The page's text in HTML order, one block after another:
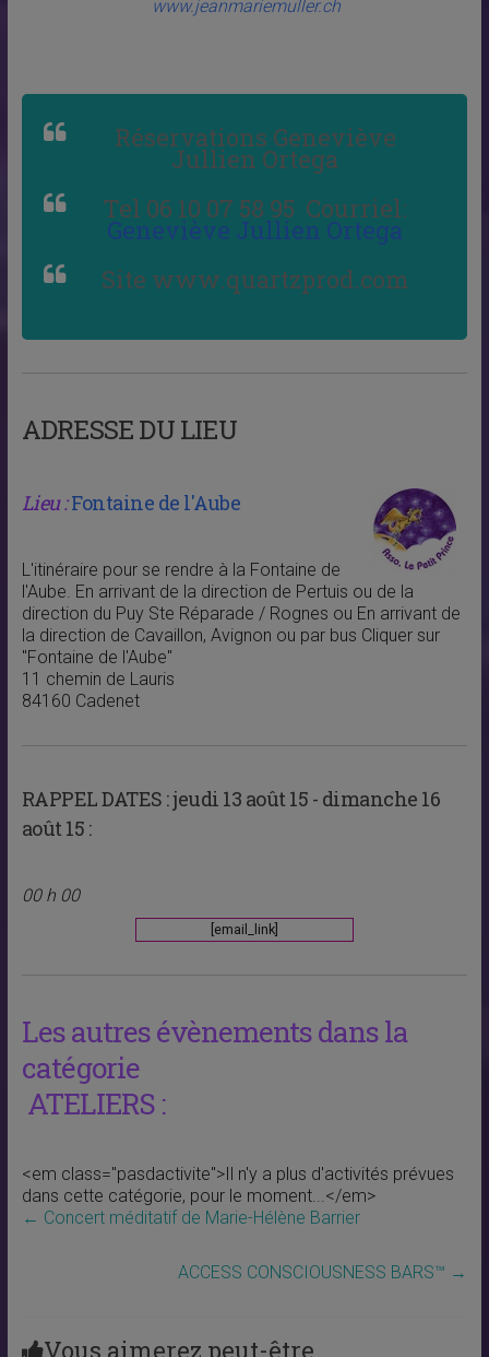
www.jeanmariemuller.ch
Réservations Geneviève
Jullien Ortega
Tel 06 10 07 58 95 Courriel:
Geneviève Jullien Ortega
Site www.quartzprod.com
ADRESSE DU LIEU
Lieu :Fontaine de l'Aube
L'itinéraire pour se rendre à la Fontaine de
l'Aube. En arrivant de la direction de Pertuis ou de la
direction du Puy Ste Réparade / Rognes ou En arrivant de
la direction de Cavaillon, Avignon ou par bus Cliquer sur
"Fontaine de l'Aube"
11 chemin de Lauris
84160 Cadenet
RAPPEL DATES :jeudi 13 août 15 - dimanche 16
août 15 :
00 h 00
[email_link]
Les autres évènements dans la
catégorie
ATELIERS :
<em class="pasdactivite">Il n'y a plus d'activités prévues
dans cette catégorie, pour le moment...</em>
← Concert méditatif de Marie-Hélène Barrier
ACCESS CONSCIOUSNESS BARS™ →
Vous aimerez peut-être